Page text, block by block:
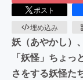
ポスト
埋め込み
妖（あやかし）
「妖怪」ちょ
さをする妖怪た